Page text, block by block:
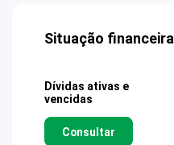
Situação financeira
Dívidas ativas e
vencidas
Consultar